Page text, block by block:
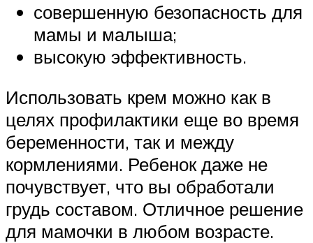
совершенную безопасность для
мамы и малыша;
высокую эффективность.
Использовать крем можно как в
целях профилактики еще во время
беременности, так и между
кормлениями. Ребенок даже не
почувствует, что вы обработали
грудь составом. Отличное решение
для мамочки в любом возрасте.